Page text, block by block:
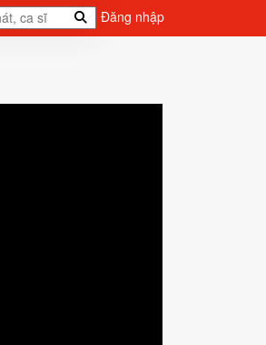
Đăng nhập